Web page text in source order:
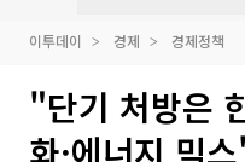
이투데이 경제 경제정책
"단기 처방은
화·에너지 믹